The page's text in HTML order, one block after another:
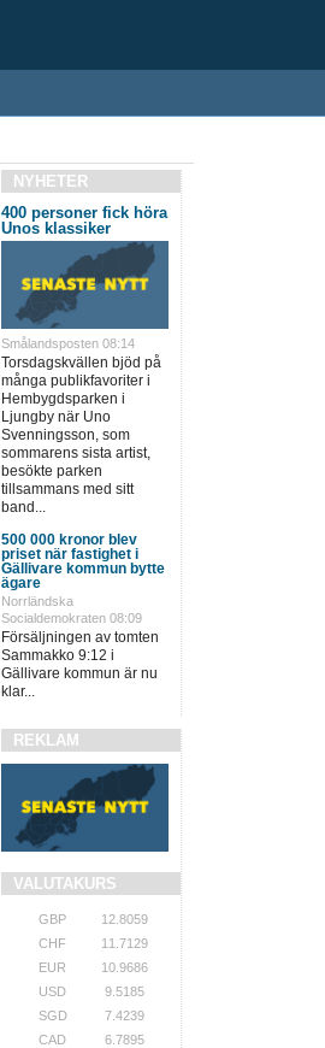
NYHETER
400 personer fick höra
Unos klassiker
Smålandsposten 08:14
Torsdagskvällen bjöd på
många publikfavoriter i
Hembygdsparken i
Ljungby när Uno
Svenningsson, som
sommarens sista artist,
besökte parken
tillsammans med sitt
band...
500 000 kronor blev
priset när fastighet i
Gällivare kommun bytte
ägare
Norrländska
Socialdemokraten 08:09
Försäljningen av tomten
Sammakko 9:12 i
Gällivare kommun är nu
klar...
REKLAM
VALUTAKURS
GBP
12.8059
CHF
11.7129
EUR
10.9686
USD
9.5185
SGD
7.4239
CAD
6.7895